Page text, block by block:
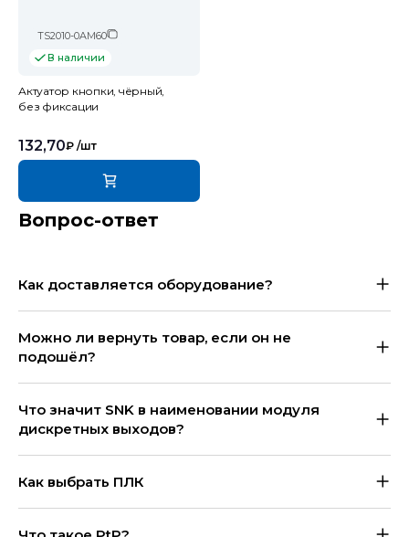
TS2010-0AM60
В наличии
Актуатор кнопки, чёрный,
без фиксации
132,70₽ /шт
Вопрос-ответ
Как доставляется оборудование?
Можно ли вернуть товар, если он не
подошёл?
Что значит SNK в наименовании модуля
дискретных выходов?
Как выбрать ПЛК